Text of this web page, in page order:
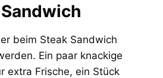
beim Steak Sandwich
Ein paar knackige
extra Frische, ein Stück